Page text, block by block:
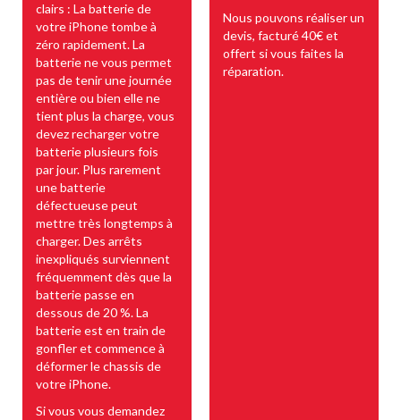
clairs : La batterie de
votre iPhone tombe à
zéro rapidement. La
batterie ne vous permet
pas de tenir une journée
entière ou bien elle ne
tient plus la charge, vous
devez recharger votre
batterie plusieurs fois
par jour. Plus rarement
une batterie
défectueuse peut
mettre très longtemps à
charger. Des arrêts
inexpliqués surviennent
fréquemment dès que la
batterie passe en
dessous de 20 %. La
batterie est en train de
gonfler et commence à
déformer le chassis de
votre iPhone.
Si vous vous demandez
Nous pouvons réaliser un
devis, facturé 40€ et
offert si vous faites la
réparation.